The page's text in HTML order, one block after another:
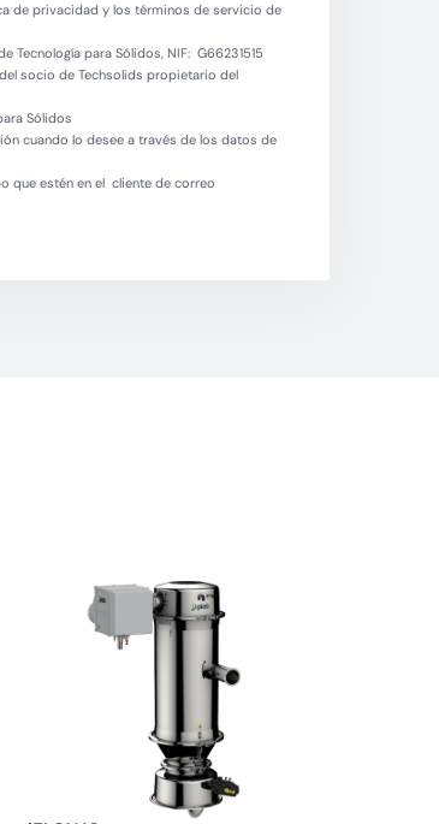
de privacidad y los términos de servicio de
Tecnología para Sólidos, NIF: G66231515
socio de Techsolids propietario del
Sólidos
cuando lo desee a través de los datos de
que estén en el cliente de correo